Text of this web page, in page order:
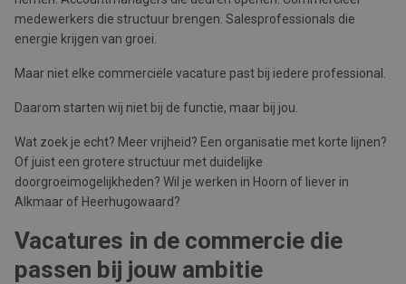
medewerkers die structuur brengen. Salesprofessionals die
energie krijgen van groei.
Maar niet elke commerciële vacature past bij iedere professional.
Daarom starten wij niet bij de functie, maar bij jou.
Wat zoek je echt? Meer vrijheid? Een organisatie met korte lijnen?
Of juist een grotere structuur met duidelijke
doorgroeimogelijkheden? Wil je werken in Hoorn of liever in
Alkmaar of Heerhugowaard?
Vacatures in de commercie die
passen bij jouw ambitie